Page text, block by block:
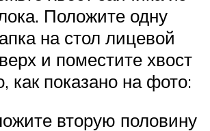
Положите одну
на стол лицевой
и поместите хвост
как показано на фото:
вторую половину